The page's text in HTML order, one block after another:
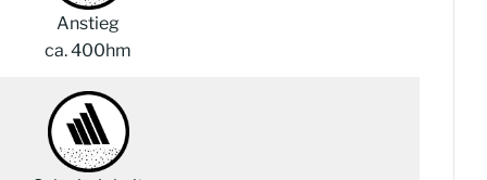
Anstieg
ca. 400hm